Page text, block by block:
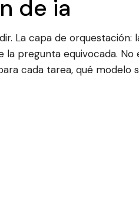
de ia
La capa de orquestación:
pregunta equivocada. No
cada tarea, qué modelo